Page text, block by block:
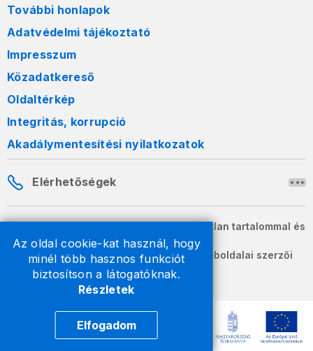
Az oldal cookie-kat használ, hogy
minél több hasznos funkciót
biztosítson a látogatóknak.
Részletek
Elfogadom
További honlapok
Adatvédelmi tájékoztató
Impresszum
Közadatkereső
Oldaltérkép
Integritás, korrupció
Akadálymentesítési nyilatkozatok
Elérhetőségek
A honlapon szereplő információk változatlan tartalommal és
formában szabadon terjeszthetők.
2026 © A Nemzeti Adó- és Vámhivatal weboldalai szerzői
jogvédelem alatt állnak.